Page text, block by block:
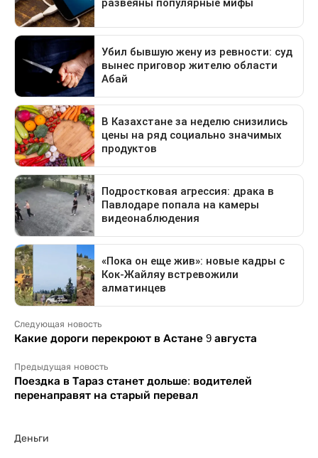
Следующая новость
Какие дороги перекроют в Астане 9 августа
Предыдущая новость
Поездка в Тараз станет дольше: водителей
перенаправят на старый перевал
Деньги